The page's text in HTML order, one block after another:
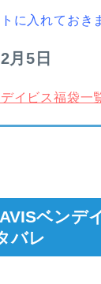
に入れておき
月5日
イビス福袋一
ベンデ
バレ